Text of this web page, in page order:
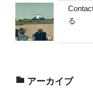
る
アーカイブ